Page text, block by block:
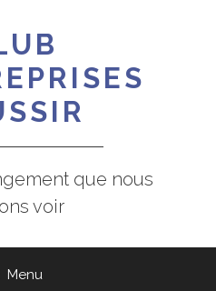
que nous
voir
Menu